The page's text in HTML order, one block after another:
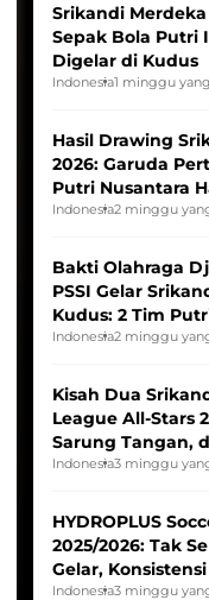
Srikandi
Sepak Bola Putri
Digelar di Kudus
Indonesia1 minggu
Hasil Drawing
2026: Garuda
Putri Nusantara
Indonesia2 minggu
Bakti Olahraga
PSSI Gelar
Kudus: 2 Tim
Tim Asia
Indonesia2 minggu
Kisah Dua
League All-Stars
Sarung Tangan,
Pernah Padam
Indonesia3 minggu
HYDROPLUS
2025/2026: Tak
Gelar,
Indonesia3 minggu